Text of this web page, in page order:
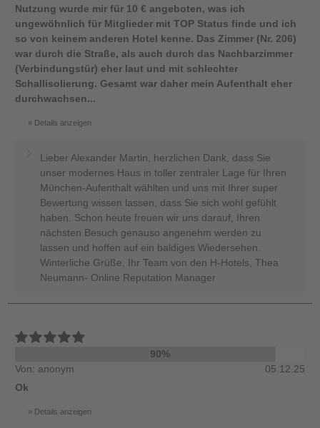
Nutzung wurde mir für 10 € angeboten, was ich
ungewöhnlich für Mitglieder mit TOP Status finde und ich
so von keinem anderen Hotel kenne. Das Zimmer (Nr. 206)
war durch die Straße, als auch durch das Nachbarzimmer
(Verbindungstür) eher laut und mit schlechter
Schallisolierung. Gesamt war daher mein Aufenthalt eher
durchwachsen...
Details anzeigen
Lieber Alexander Martin, herzlichen Dank, dass Sie
unser modernes Haus in toller zentraler Lage für Ihren
München-Aufenthalt wählten und uns mit Ihrer super
Bewertung wissen lassen, dass Sie sich wohl gefühlt
haben. Schon heute freuen wir uns darauf, Ihren
nächsten Besuch genauso angenehm werden zu
lassen und hoffen auf ein baldiges Wiedersehen.
Winterliche Grüße, Ihr Team von den H-Hotels, Thea
Neumann- Online Reputation Manager
90%
Von: anonym
05.12.25
Ok
Details anzeigen